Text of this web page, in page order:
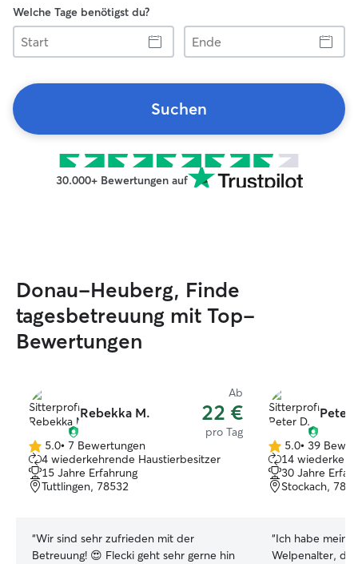
Welche Tage benötigst du?
Start
Ende
Suchen
30.000+ Bewertungen auf
Donau-Heuberg, Finde
tagesbetreuung mit Top-
Bewertungen
Rebekka M.
Ab
22 €
pro Tag
5.0
von
5
Sternen
5.0• 7 Bewertungen
4 wiederkehrende Haustierbesitzer
15 Jahre Erfahrung
Tuttlingen, 78532
“Wir sind sehr zufrieden mit der
Betreuung! 😍 Flecki geht sehr gerne hin
Peter
5.0
von
5
Sternen
5.0• 39
14
30 Jahre
Stockach,
“Ich habe
Welpenalter,